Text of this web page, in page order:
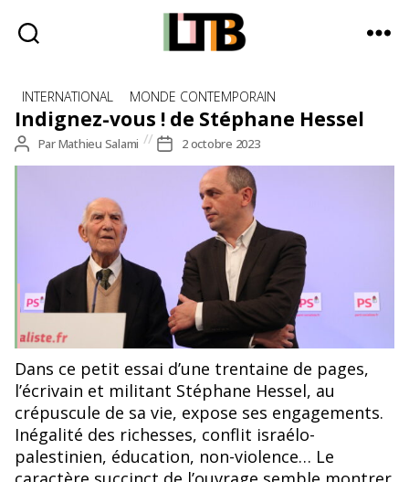
Tote
Bag
-
Média
d'information
quotidienne
Catégories
INTERNATIONAL MONDE CONTEMPORAIN
Indignez-vous ! de Stéphane Hessel
Auteur
de
ParMathieu Salami
Date
de
l’article
2 octobre 2023
Dans ce petit essai d’une trentaine de pages,
l’écrivain et militant Stéphane Hessel, au
crépuscule de sa vie, expose ses engagements.
Inégalité des richesses, conflit israélo-
palestinien, éducation, non-violence… Le